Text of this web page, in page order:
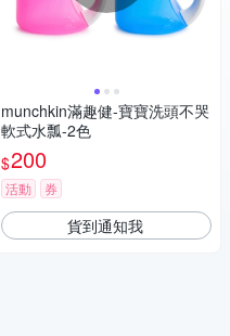
munchkin滿趣健-寶寶洗頭不哭
軟式水瓢-2色
$200
活動 券
貨到通知我